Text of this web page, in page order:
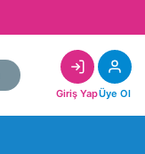
Giriş YapÜye Ol